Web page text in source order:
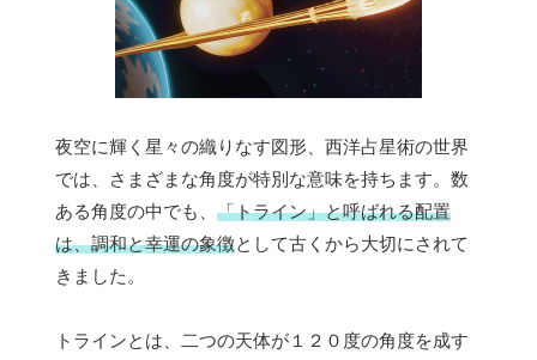
夜空に輝く星々の織りなす図形、西洋占星術の世界
では、さまざまな角度が特別な意味を持ちます。数
ある角度の中でも、 「トライン」と呼ばれる配置
は、調和と幸運の象徴として古くから大切にされて
きました。
トラインとは、二つの天体が１２０度の角度を成す